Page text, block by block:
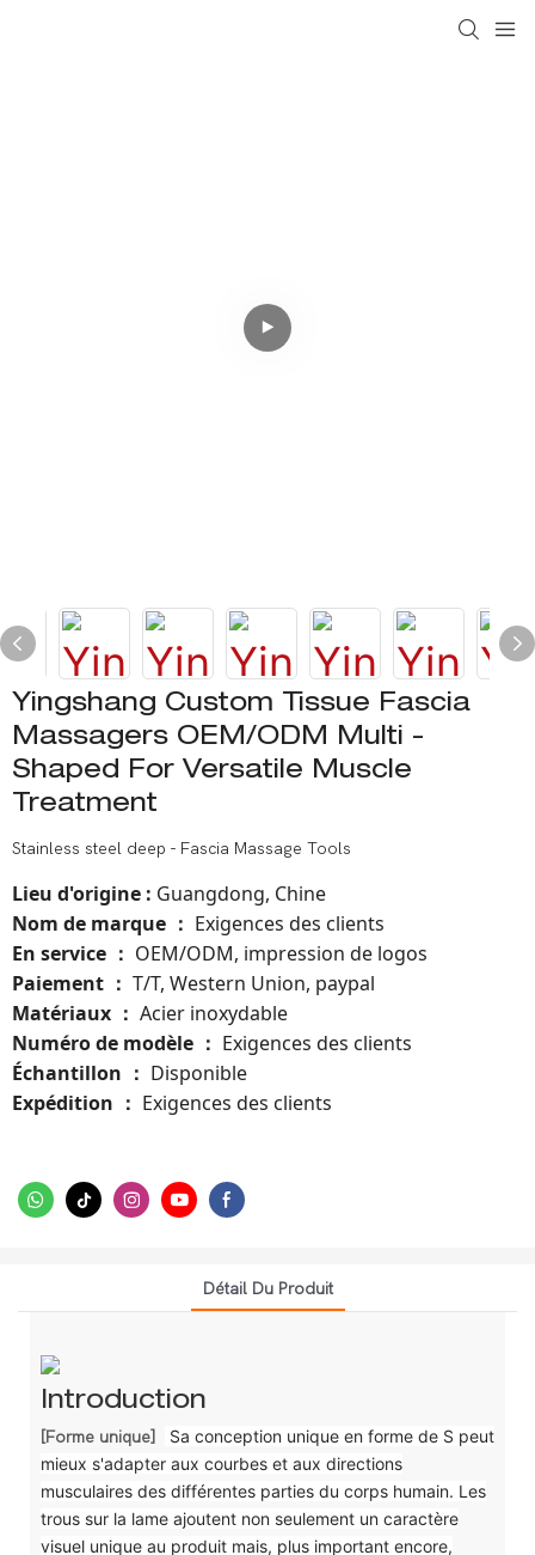
Yingshang Custom Tissue Fascia
Massagers OEM/ODM Multi -
Shaped For Versatile Muscle
Treatment
Stainless steel deep - Fascia Massage Tools
Lieu d'origine : Guangdong, Chine
Nom de marque
： Exigences des clients
En service
： OEM/ODM, impression de logos
Paiement
： T/T, Western Union, paypal
Matériaux
： Acier inoxydable
Numéro de modèle ： Exigences des clients
Échantillon
： Disponible
Expédition
： Exigences des clients
Détail Du Produit
Introduction
[Forme unique]
Sa conception unique en forme de S peut
mieux s'adapter aux courbes et aux directions
musculaires des différentes parties du corps humain. Les
trous sur la lame ajoutent non seulement un caractère
visuel unique au produit mais, plus important encore,